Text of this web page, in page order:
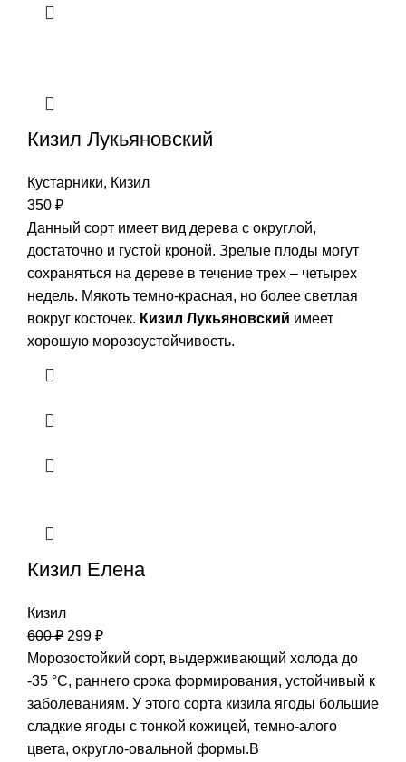
Кизил Лукьяновский
Кустарники, Кизил
350 ₽
Данный сорт имеет вид дерева с округлой,
достаточно и густой кроной. Зрелые плоды могут
сохраняться на дереве в течение трех – четырех
недель. Мякоть темно-красная, но более светлая
вокруг косточек. Кизил Лукьяновский имеет
хорошую морозоустойчивость.
Кизил Елена
Кизил
600₽ 299 ₽
Морозостойкий сорт, выдерживающий холода до
‑35 °C, раннего срока формирования, устойчивый к
заболеваниям. У этого сорта кизила ягоды большие
сладкие ягоды с тонкой кожицей, темно-алого
цвета, округло-овальной формы.В